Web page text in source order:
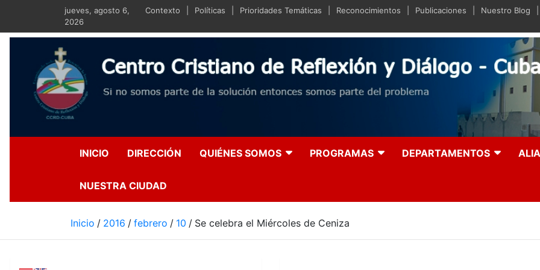
contenido
jueves, agosto 6,
2026
Contexto Políticas Prioridades Temáticas Reconocimientos Publicaciones Nuestro Blog
Centro Cristiano de Reflexión y
Si no somos parte de la solución entonces somos parte del problema
INICIO DIRECCIÓN QUIÉNES SOMOS PROGRAMAS DEPARTAMENTOS
NUESTRA CIUDAD
Inicio 2016 febrero 10 Se celebra el Miércoles de Ceniza